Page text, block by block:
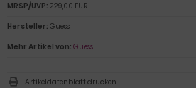
MRSP/UVP: 229,00 EUR
Hersteller: Guess
Mehr Artikel von: Guess
Artikeldatenblatt drucken